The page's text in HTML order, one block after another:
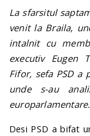
La sfarsitul
venit la Braila,
intalnit cu
executiv Eugen
Fifor, sefa PSD a
unde s-au
europarlamentare.
Desi PSD a bifat